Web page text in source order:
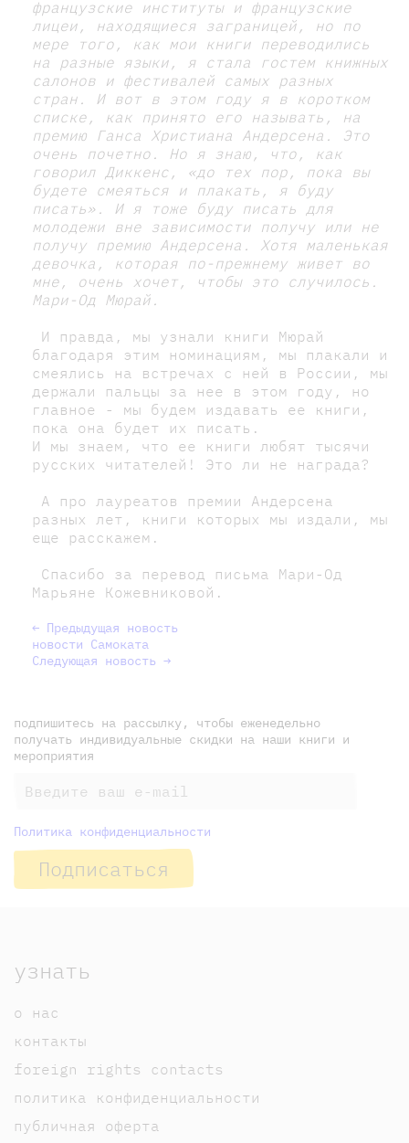
французские институты и французские
лицеи, находящиеся заграницей, но по
мере того, как мои книги переводились
на разные языки, я стала гостем книжных
салонов и фестивалей самых разных
стран. И вот в этом году я в коротком
списке, как принято его называть, на
премию Ганса Христиана Андерсена. Это
очень почетно. Но я знаю, что, как
говорил Диккенс, «до тех пор, пока вы
будете смеяться и плакать, я буду
писать». И я тоже буду писать для
молодежи вне зависимости получу или не
получу премию Андерсена. Хотя маленькая
девочка, которая по-прежнему живет во
мне, очень хочет, чтобы это случилось.
Мари-Од Мюрай.
И правда, мы узнали книги Мюрай
благодаря этим номинациям, мы плакали и
смеялись на встречах с ней в России, мы
держали пальцы за нее в этом году, но
главное - мы будем издавать ее книги,
пока она будет их писать.
И мы знаем, что ее книги любят тысячи
русских читателей! Это ли не награда?
А про лауреатов премии Андерсена
разных лет, книги которых мы издали, мы
еще расскажем.
Спасибо за перевод письма Мари-Од
Марьяне Кожевниковой.
← Предыдущая новость
новости Самоката
Следующая новость →
подпишитесь на рассылку, чтобы еженедельно
получать индивидуальные скидки на наши книги и
мероприятия
Политика конфиденциальности
Подписаться
узнать
о нас
контакты
foreign rights contacts
политика конфиденциальности
публичная оферта